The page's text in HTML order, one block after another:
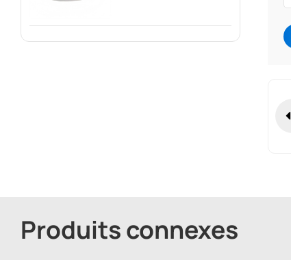
Numérique Et Suivi
Produits connexes